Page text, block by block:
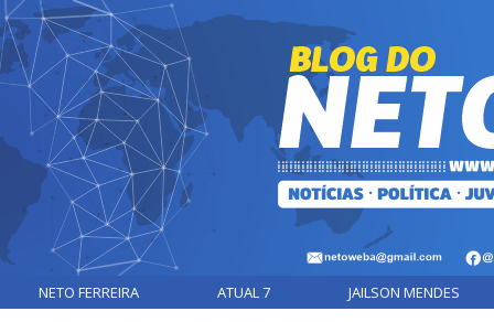
NETO FERREIRA ATUAL 7 JAILSON MENDES